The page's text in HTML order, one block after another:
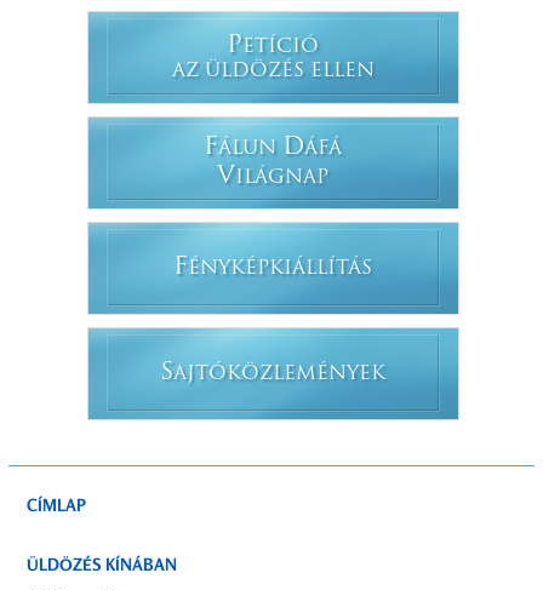
PETÍCIÓ
AZ ÜLDÖZÉS ELLEN
FÁLUN DÁFÁ
VILÁGNAP
FÉNYKÉPKIÁLLÍTÁS
SAJTÓKÖZLEMÉNYEK
CÍMLAP
ÜLDÖZÉS KÍNÁBAN